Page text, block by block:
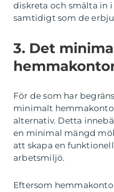
diskreta och smälta in
samtidigt som de
3. Det
För de som har
minimalt
alternativ. Detta
en minimal mängd
att skapa en
arbetsmiljö.
Eftersom